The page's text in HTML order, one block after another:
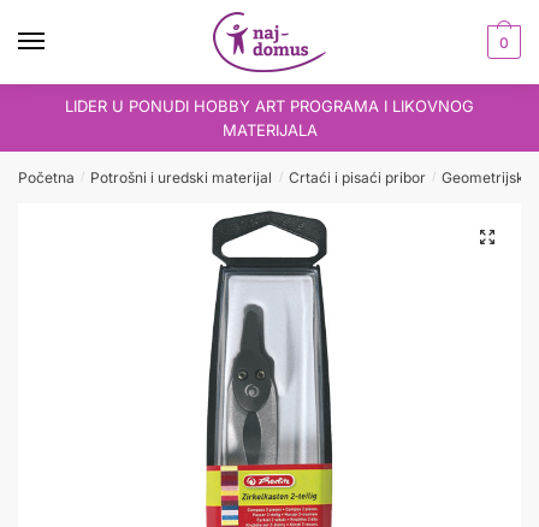
0
LIDER U PONUDI HOBBY ART PROGRAMA I LIKOVNOG
MATERIJALA
Početna / Potrošni i uredski materijal / Crtaći i pisaći pribor / Geometrijski